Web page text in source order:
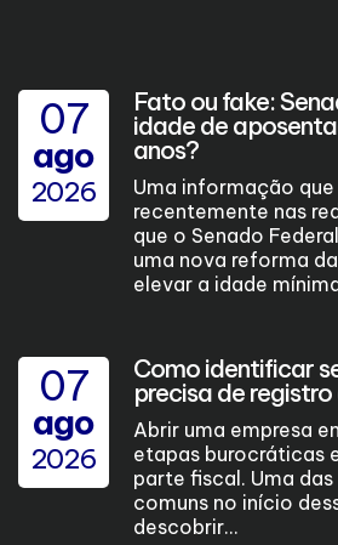
07
ago
2026
Fato ou fake:
idade de
anos?
Uma informação
recentemente nas
que o Senado
uma nova reforma
elevar a idade
07
ago
2026
Como identificar
precisa de
Abrir uma empresa
etapas burocráticas
parte fiscal. Uma
comuns no início
descobrir...